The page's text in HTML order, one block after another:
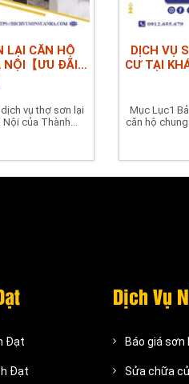
LẠI CĂN HỘ
NỘI【ƯU ĐÃI
vụ thợ sơn lại
của Thành...
DỊCH VỤ
CƯ TẠI
Mục Lục1
căn hộ chung
Đạt
Đạt
Dịch Vụ
Báo giá sơn
Sửa chữa